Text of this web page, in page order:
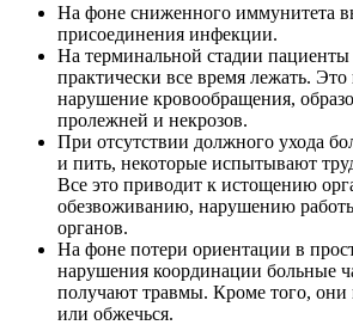
На фоне сниженного иммунитета
присоединения инфекции.
На терминальной стадии
практически все время лежать. Это
нарушение кровообращения,
пролежней и некрозов.
При отсутствии должного ухода
и пить, некоторые испытывают
Все это приводит к истощению
обезвоживанию, нарушению
органов.
На фоне потери ориентации в
нарушения координации больные
получают травмы. Кроме того, они
или обжечься.